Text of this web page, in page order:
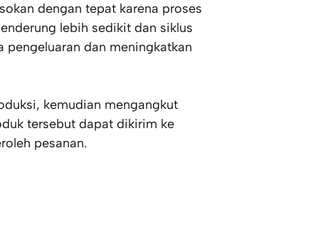
dengan tepat karena proses
lebih sedikit dan siklus
dan meningkatkan
kemudian mengangkut
tersebut dapat dikirim ke
pesanan.